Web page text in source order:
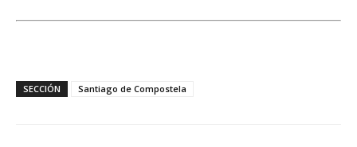
SECCIÓN Santiago de Compostela